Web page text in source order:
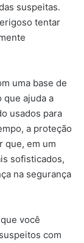
suspeitas.
tentar
uma base de
que ajuda a
usados para
a proteção
que, em um
sofisticados,
na segurança
você
com